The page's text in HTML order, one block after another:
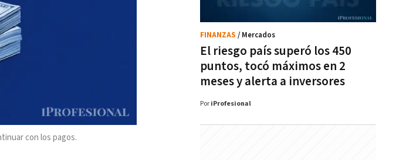
con los pagos.
El riesgo país superó los 450
puntos, tocó máximos en 2
meses y alerta a inversores
FINANZAS / Mercados
Por iProfesional